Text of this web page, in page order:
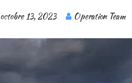
octobre 13, 2023 Operation Team